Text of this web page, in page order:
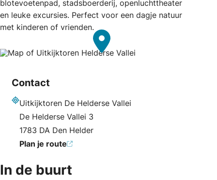
blotevoetenpad, stadsboerderij, openluchttheater
en leuke excursies. Perfect voor een dagje natuur
met kinderen of vrienden.
Contact
Uitkijktoren De Helderse Vallei
De Helderse Vallei 3
1783 DA Den Helder
Plan je route
In de buurt